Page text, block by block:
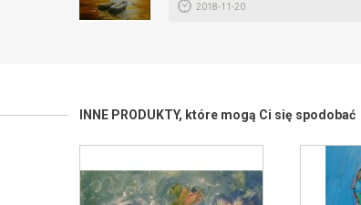
2018-11-20
INNE PRODUKTY, które mogą Ci się spodobać